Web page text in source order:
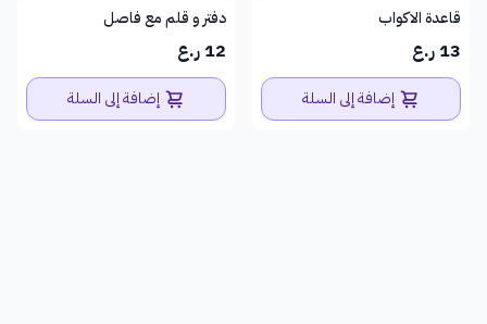
قاعدة الاكواب
13 ر.ع
إضافة إلى السلة
دفتر و قلم مع فاصل
12 ر.ع
إضافة إلى السلة